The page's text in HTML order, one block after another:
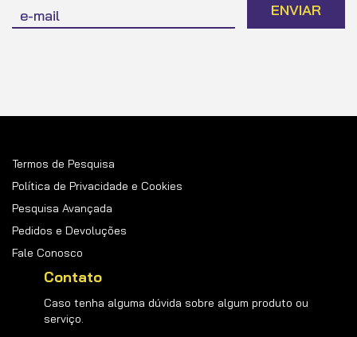
se
na
ENVIAR
Termos de Pesquisa
Política de Privacidade e Cookies
Pesquisa Avançada
Pedidos e Devoluções
Fale Conosco
Contato
Caso tenha alguma dúvida sobre algum produto ou
serviço.